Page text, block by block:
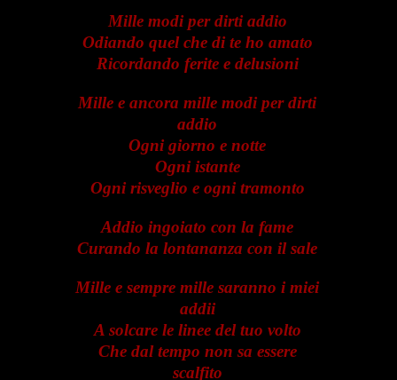
Mille modi per dirti addio
Odiando quel che di te ho amato
Ricordando ferite e delusioni
Mille e ancora mille modi per dirti
addio
Ogni giorno e notte
Ogni istante
Ogni risveglio e ogni tramonto
Addio ingoiato con la fame
Curando la lontananza con il sale
Mille e sempre mille saranno i miei
addii
A solcare le linee del tuo volto
Che dal tempo non sa essere
scalfito